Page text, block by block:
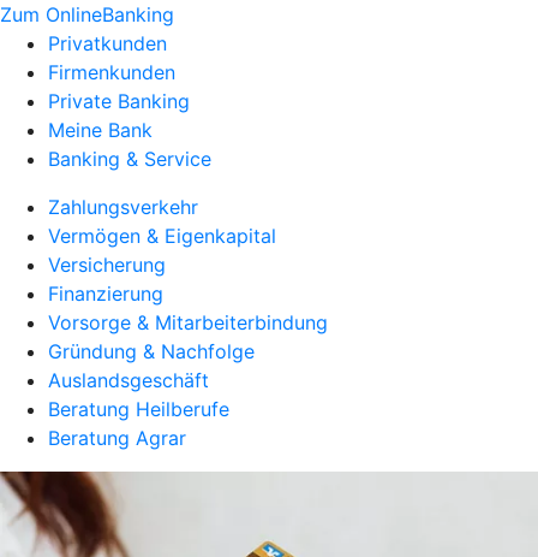
Zum OnlineBanking
Privatkunden
Firmenkunden
Private Banking
Meine Bank
Banking & Service
Zahlungsverkehr
Vermögen & Eigenkapital
Versicherung
Finanzierung
Vorsorge & Mitarbeiterbindung
Gründung & Nachfolge
Auslandsgeschäft
Beratung Heilberufe
Beratung Agrar